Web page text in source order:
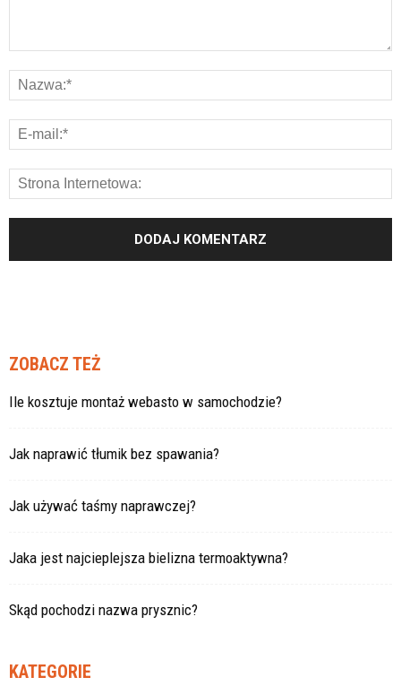
ZOBACZ TEŻ
Ile kosztuje montaż webasto w samochodzie?
Jak naprawić tłumik bez spawania?
Jak używać taśmy naprawczej?
Jaka jest najcieplejsza bielizna termoaktywna?
Skąd pochodzi nazwa prysznic?
KATEGORIE